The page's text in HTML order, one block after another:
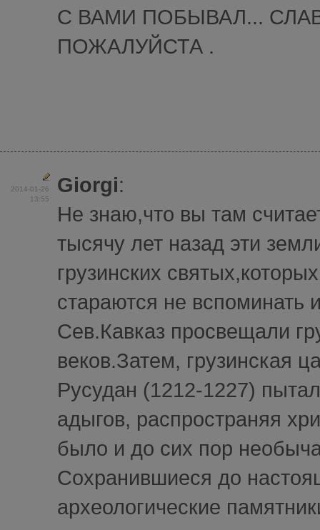
С ВАМИ ПОБЫВАЛ...
ПОЖАЛУЙСТА .
2014-01-26
13:55
Giorgi:
Не знаю,что вы там
тысячу лет назад эти
грузинских
стараются не вспоминать
Сев.Кавказ просвещали
веков.Затем, грузинская
Русудан (1212-1227)
адыгов, распространяя
было и до сих пор
Сохранившиеся до
археологические